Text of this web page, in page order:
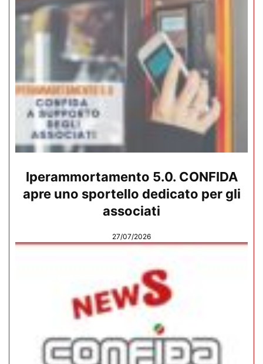
Iperammortamento 5.0. CONFIDA
apre uno sportello dedicato per gli
associati
27/07/2026